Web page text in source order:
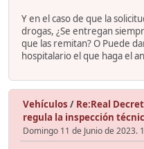
Y en el caso de que la
drogas, ¿Se entregan
que las remitan? O Puede
hospitalario el que haga el
Vehículos / Re:Real
regula la inspección
Domingo 11 de Junio de 2023.